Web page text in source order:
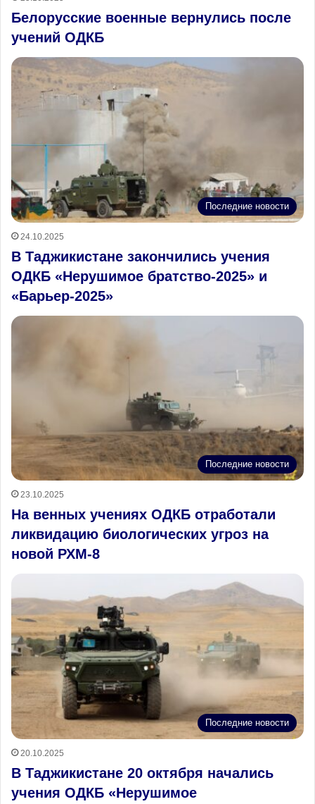
Белорусские военные вернулись после
учений ОДКБ
Последние новости
24.10.2025
В Таджикистане закончились учения
ОДКБ «Нерушимое братство-2025» и
«Барьер-2025»
Последние новости
23.10.2025
На венных учениях ОДКБ отработали
ликвидацию биологических угроз на
новой РХМ-8
Последние новости
20.10.2025
В Таджикистане 20 октября начались
учения ОДКБ «Нерушимое